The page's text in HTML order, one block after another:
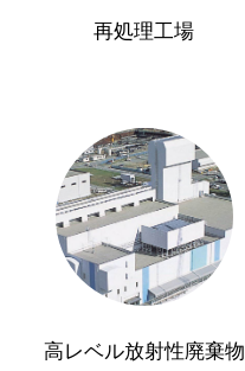
再処理工場
高レベル放射性廃棄物